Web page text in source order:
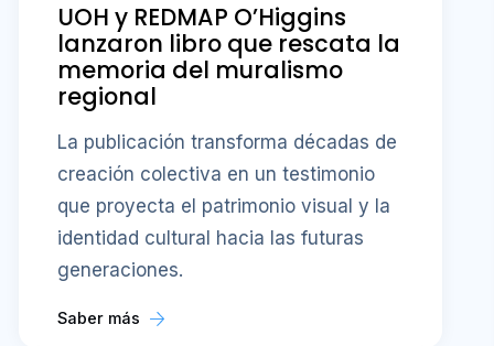
UOH y REDMAP O’Higgins
lanzaron libro que rescata la
memoria del muralismo
regional
La publicación transforma décadas de
creación colectiva en un testimonio
que proyecta el patrimonio visual y la
identidad cultural hacia las futuras
generaciones.
Saber más